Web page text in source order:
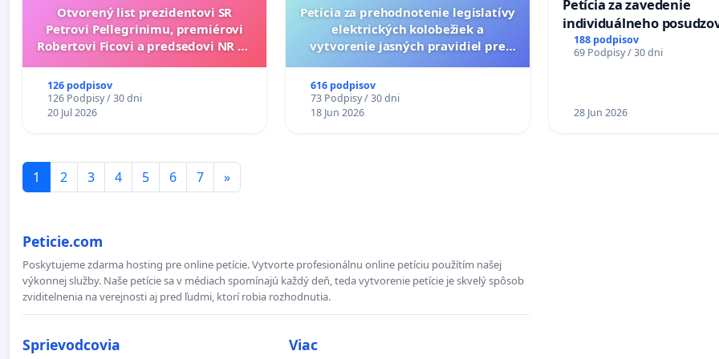
Otvorený list prezidentovi SR
Petrovi Pellegrinimu, premiérovi
Robertovi Ficovi a predsedovi NR SR
126 podpisov
126 Podpisy / 30 dni
20 Jul 2026
Petícia za prehodnotenie legislatívy
elektrických kolobežiek a
vytvorenie jasných pravidiel pre
616 podpisov
73 Podpisy / 30 dni
18 Jun 2026
Petícia za zavedenie
individuálneho
zdravotnej spôsobilosti
diabetom 1. a 2. typu pri
188 podpisov
69 Podpisy / 30 dni
28 Jun 2026
1 2 3 4 5 6 7 »
Peticie.com
Poskytujeme zdarma hosting pre online petície. Vytvorte profesionálnu online petíciu použítím našej
výkonnej služby. Naše petície sa v médiach spomínajú každý deň, teda vytvorenie petície je skvelý spôsob
zviditelnenia na verejnosti aj pred ľudmi, ktorí robia rozhodnutia.
Sprievodcovia Viac